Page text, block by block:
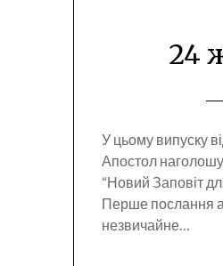
24
У цьому випуску
Апостол
“Новий Заповіт
Перше послання
незвичайне…